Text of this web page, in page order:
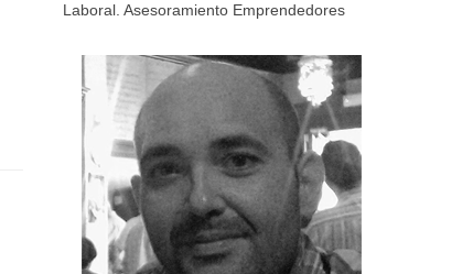
Laboral. Asesoramiento Emprendedores